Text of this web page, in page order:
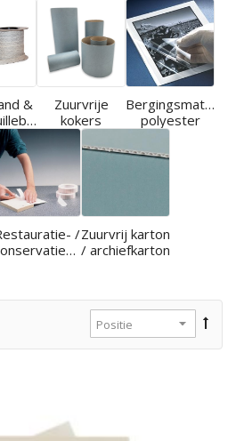
&
Portefeuilleband
Zuurvrije
kokers
polyester
/
Conservatiematerialen
Zuurvrij karton
/ archiefkarton